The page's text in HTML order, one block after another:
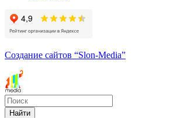
Создание сайтов “Slon-Media”
Найти